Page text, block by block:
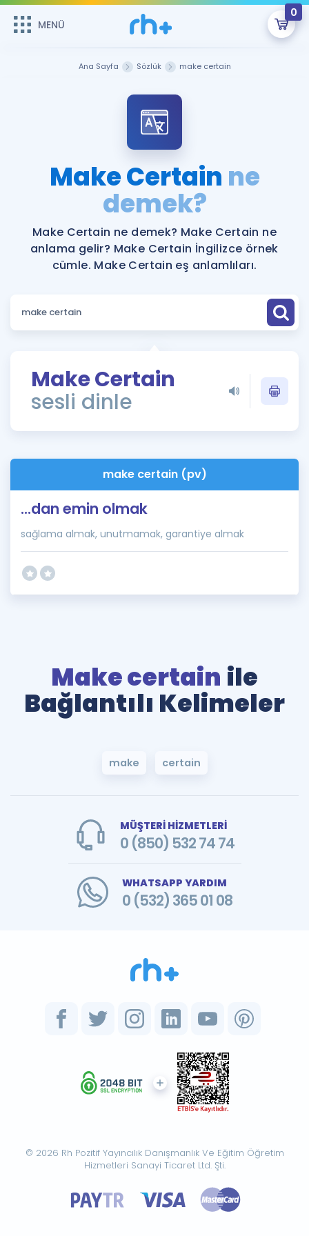
MENÜ
0
Şifremi Hatırlamıyorum
Sepetin Şu An Boş.
Remzi Hoca ile seni sınava hazırlayacak onlarca eğitim seni
bekliyor!
MENÜ
Katılımcı Görüşleri
Faydalı Araçlar
Ücretsiz Kaynaklar
ÖSYM Sınav Takvimi
Kampanyalar
İngilizce Gramer
İngilizce Gramer
Ana Sayfa Sözlük make certain
Make Certain ne
demek?
Make Certain ne demek? Make Certain ne
anlama gelir? Make Certain İngilizce örnek
cümle. Make Certain eş anlamlıları.
Make Certain
sesli dinle
make certain (pv)
...dan emin olmak
sağlama almak, unutmamak, garantiye almak
Make certain ile
Bağlantılı Kelimeler
make certain
MÜŞTERİ HİZMETLERİ
0 (850) 532 74 74
WHATSAPP YARDIM
0 (532) 365 01 08
© 2026 Rh Pozitif Yayıncılık Danışmanlık Ve Eğitim Öğretim
Hizmetleri Sanayi Ticaret Ltd. Şti.